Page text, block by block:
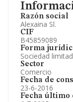
Razón social
Alexaina Sl.
CIF
B45859089
Forma
Sociedad
Sector
Comercio
Fecha de
23-6-2016
Fecha último